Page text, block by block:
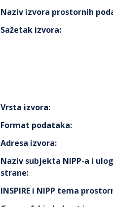
Naziv izvora prostornih
Sažetak izvora:
Vrsta izvora:
Format podataka:
Adresa izvora:
Naziv subjekta NIPP-a i
strane:
INSPIRE i NIPP tema